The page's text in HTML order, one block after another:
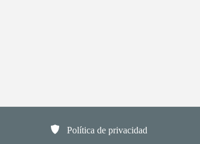
Política de privacidad